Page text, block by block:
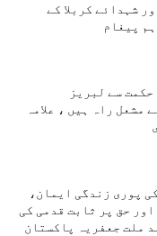
شہدائے کربلا کے
پیغام
سے لبریز
مشعل راہ ہیں ، علامہ
پوری زندگی ایمان،
حق پر ثابت قدمی کی
ملت جعفریہ پاکستان